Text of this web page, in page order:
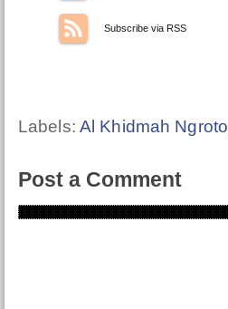
Subscribe via RSS
Labels: Al Khidmah Ngroto
Post a Comment